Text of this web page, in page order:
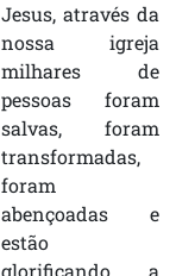
Jesus, através da
nossa igreja
milhares de
pessoas foram
salvas, foram
transformadas,
foram
abençoadas e
estão
glorificando a